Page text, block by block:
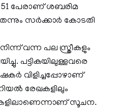
51 പേ​രാ​ണ് ശ​ബ​രി​മ​
സ​ർ​ക്കാ​ർ കോ​ട​തി​
വന്ന പല സ്ത്രീകളും
പട്ടികയിലുള്ളവരെ
വിളിച്ചപ്പോഴാണ്
രേഖകളിലും
സൂചന.